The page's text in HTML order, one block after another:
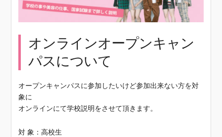
オンラインオープンキャン
パスについて
オープンキャンパスに参加したいけど参加出来ない方を対
象に
オンラインにて学校説明をさせて頂きます。
対 象：高校生